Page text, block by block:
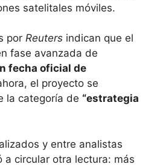
satelitales móviles.
por Reuters indican que el
fase avanzada de
fecha oficial de
el proyecto se
la categoría de “estrategia
y entre analistas
a circular otra lectura: más